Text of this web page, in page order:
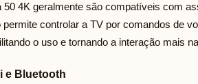
50 4K geralmente são compatíveis com
controlar a TV por comandos de
o uso e tornando a interação mais
e Bluetooth